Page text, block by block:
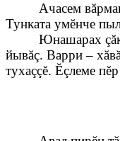
Ачасем
Тунката умĕнче
Юнашарах
йывăç. Варри –
тухаççĕ. Ĕçлеме